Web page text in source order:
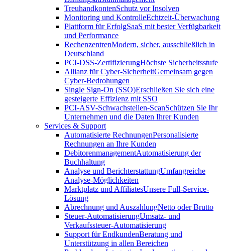
TreuhandkontenSchutz vor Insolven
Monitoring und KontrolleEchtzeit-Überwachung
Plattform für ErfolgSaaS mit bester Verfügbarkeit
und Performance
RechenzentrenModern, sicher, ausschließlich in
Deutschland
PCI-DSS-ZertifizierungHöchste Sicherheitsstufe
Allianz für Cyber-SicherheitGemeinsam gegen
Cyber-Bedrohungen
Single Sign-On (SSO)Erschließen Sie sich eine
gesteigerte Effizienz mit SSO
PCI-ASV-Schwachstellen-ScanSchützen Sie Ihr
Unternehmen und die Daten Ihrer Kunden
Services & Support
Automatisierte RechnungenPersonalisierte
Rechnungen an Ihre Kunden
DebitorenmanagementAutomatisierung der
Buchhaltung
Analyse und BerichterstattungUmfangreiche
Analyse-Möglichkeiten
Marktplatz und AffiliatesUnsere Full-Service-
Lösung
Abrechnung und AuszahlungNetto oder Brutto
Steuer-AutomatisierungUmsatz- und
Verkaufssteuer-Automatisierung
Support für EndkundenBeratung und
Unterstützung in allen Bereichen